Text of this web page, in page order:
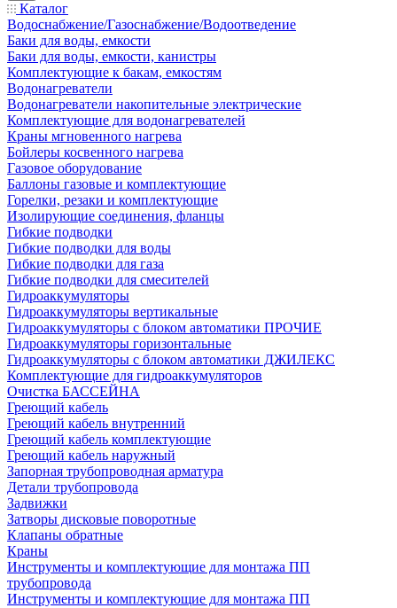
Каталог
Водоснабжение/Газоснабжение/Водоотведение
Баки для воды, емкости
Баки для воды, емкости, канистры
Комплектующие к бакам, емкостям
Водонагреватели
Водонагреватели накопительные электрические
Комплектующие для водонагревателей
Краны мгновенного нагрева
Бойлеры косвенного нагрева
Газовое оборудование
Баллоны газовые и комплектующие
Горелки, резаки и комплектующие
Изолирующие соединения, фланцы
Гибкие подводки
Гибкие подводки для воды
Гибкие подводки для газа
Гибкие подводки для смесителей
Гидроаккумуляторы
Гидроаккумуляторы вертикальные
Гидроаккумуляторы с блоком автоматики ПРОЧИЕ
Гидроаккумуляторы горизонтальные
Гидроаккумуляторы с блоком автоматики ДЖИЛЕКС
Комплектующие для гидроаккумуляторов
Очистка БАССЕЙНА
Греющий кабель
Греющий кабель внутренний
Греющий кабель комплектующие
Греющий кабель наружный
Запорная трубопроводная арматура
Детали трубопровода
Задвижки
Затворы дисковые поворотные
Клапаны обратные
Краны
Инструменты и комплектующие для монтажа ПП
трубопровода
Инструменты и комплектующие для монтажа ПП